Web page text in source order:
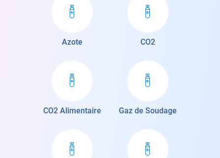
Azote CO2
CO2 Alimentaire Gaz de Soudage